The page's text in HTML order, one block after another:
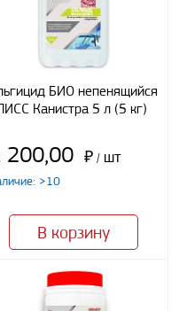
обработку моих
БИО непенящийся
Канистра 5 л (5 кг)
200,00 ₽ / шт
>10
В корзину